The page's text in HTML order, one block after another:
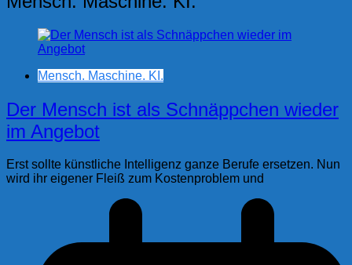
Mensch. Maschine. KI.
Der Mensch ist als Schnäppchen wieder
im Angebot
Erst sollte künstliche Intelligenz ganze Berufe ersetzen. Nun
wird ihr eigener Fleiß zum Kostenproblem und